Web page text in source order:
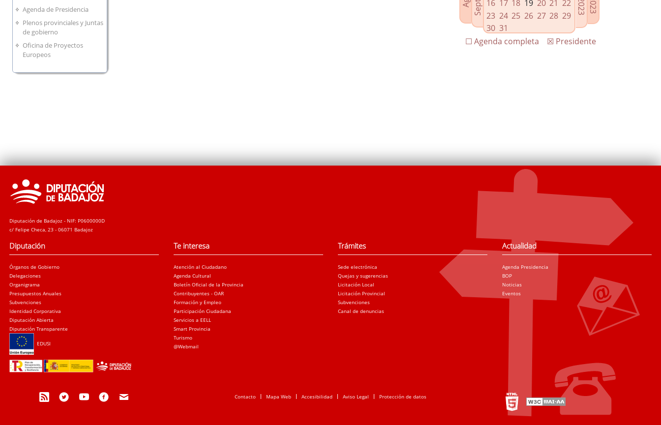
Agenda de Presidencia
Plenos provinciales y Juntas
de gobierno
Oficina de Proyectos
Europeos
16 17 18 19 20 21 22
23 24 25 26 27 28 29
30 31
☒ Presidente
☐ Agenda completa
Diputación de Badajoz - NIF: P0600000D
c/ Felipe Checa, 23 - 06071 Badajoz
Diputación
Órganos de Gobierno
Delegaciones
Organigrama
Presupuestos Anuales
Subvenciones
Identidad Corporativa
Diputación Abierta
Diputación Transparente
EDUSI
Te interesa
Atención al Ciudadano
Agenda Cultural
Boletín Oficial de la Provincia
Contribuyentes - OAR
Formación y Empleo
Participación Ciudadana
Servicios a EELL
Smart Provincia
Turismo
@Webmail
Trámites
Sede electrónica
Quejas y sugerencias
Licitación Local
Licitación Provincial
Subvenciones
Canal de denuncias
Actualidad
Agenda Presidencia
BOP
Noticias
Eventos
Contacto Mapa Web Accesibilidad Aviso Legal Protección de datos